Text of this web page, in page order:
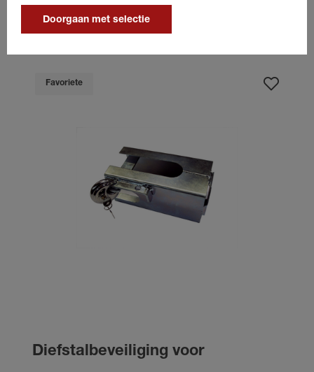
Passende producten
Favoriete
Diefstalbeveiliging voor
Doorgaan met selectie